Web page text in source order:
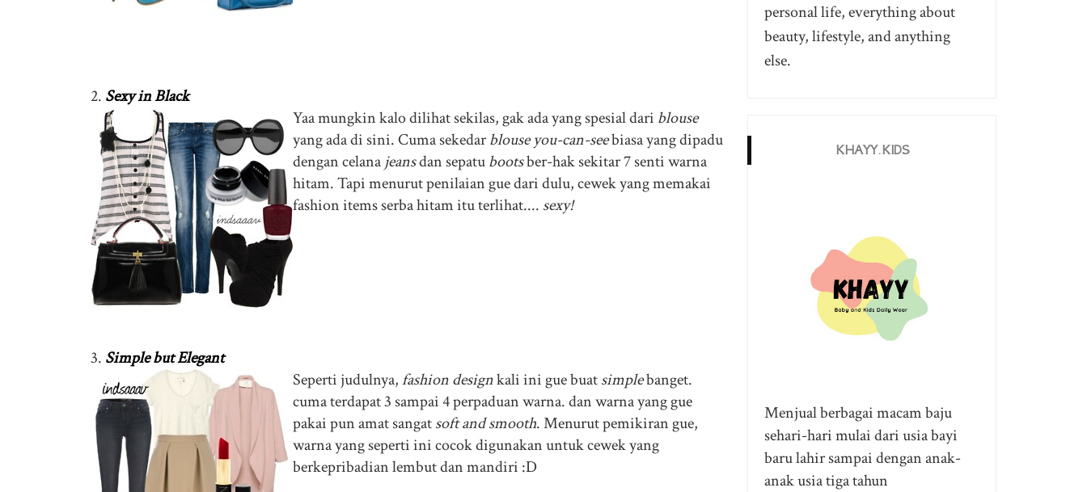
2. Sexy in Black
Yaa mungkin kalo dilihat sekilas, gak ada yang spesial dari blouse
yang ada di sini. Cuma sekedarblouse you-can-seebiasa yang dipadu
dengan celanajeansdan sepatubootsber-hak sekitar 7 senti warna
hitam. Tapi menurut penilaian gue dari dulu, cewek yang memakai
fashion items serba hitam itu terlihat.... sexy!
3. Simple but Elegant
Seperti judulnya,fashion designkali ini gue buatsimplebanget.
cuma terdapat 3 sampai 4 perpaduan warna. dan warna yang gue
pakai pun amat sangatsoft and smooth. Menurut pemikiran gue,
warna yang seperti ini cocok digunakan untuk cewek yang
berkepribadian lembut dan mandiri :D
personal life, everything about
beauty, lifestyle, and anything
else.
KHAYY.KIDS
Menjual berbagai macam baju
sehari-hari mulai dari usia bayi
baru lahir sampai dengan anak-
anak usia tiga tahun